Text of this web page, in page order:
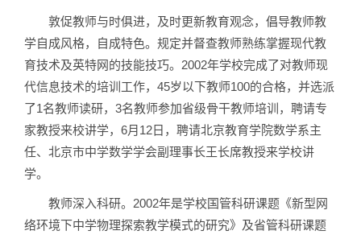
敦促教师与时俱进，及时更新教育观念，倡导教师教
学自成风格，自成特色。规定并督查教师熟练掌握现代教
育技术及英特网的技能技巧。2002年学校完成了对教师现
代信息技术的培训工作，45岁以下教师100的合格，并选派
了1名教师读研，3名教师参加省级骨干教师培训，聘请专
家教授来校讲学，6月12日，聘请北京教育学院数学系主
任、北京市中学数学学会副理事长王长席教授来学校讲
学。
教师深入科研。2002年是学校国管科研课题《新型网
络环境下中学物理探索教学模式的研究》及省管科研课题